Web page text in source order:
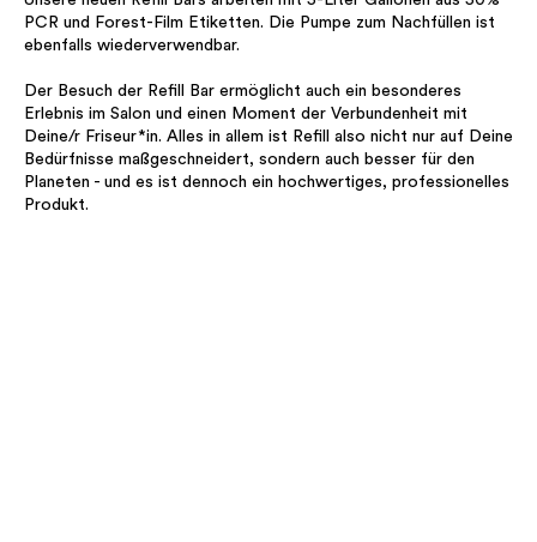
PCR und Forest-Film Etiketten. Die Pumpe zum Nachfüllen ist
ebenfalls wiederverwendbar.
Der Besuch der Refill Bar ermöglicht auch ein besonderes
Erlebnis im Salon und einen Moment der Verbundenheit mit
Deine/r Friseur*in. Alles in allem ist Refill also nicht nur auf Deine
Bedürfnisse maßgeschneidert, sondern auch besser für den
Planeten - und es ist dennoch ein hochwertiges, professionelles
Produkt.